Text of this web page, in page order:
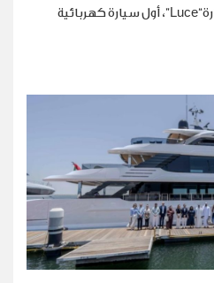
كشفت شركةFerrari عن سيارة“Luce”، أول سيارة كهربائية